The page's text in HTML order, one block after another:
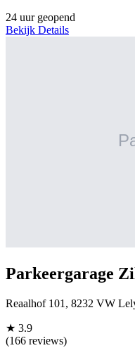
24 uur geopend
Bekijk Details
Parkeergarage
Reaalhof 101, 8232 VW
★ 3.9
(166 reviews)